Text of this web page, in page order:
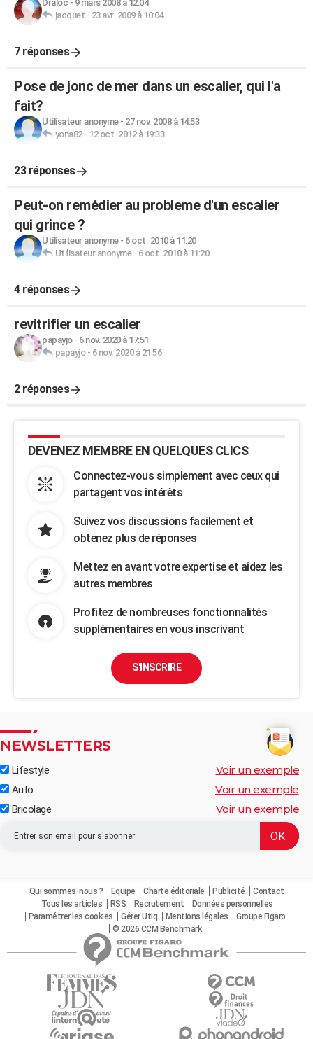
Draloc - 9 mars 2008 à 12:04
jacquet - 23 avr. 2009 à 10:04
7 réponses
Pose de jonc de mer dans un escalier, qui l'a
fait?
Utilisateur anonyme- 27 nov. 2008 à 14:53
yona82- 12 oct. 2012 à 19:33
23 réponses
Peut-on remédier au probleme d'un escalier
qui grince ?
Utilisateur anonyme- 6 oct. 2010 à 11:20
Utilisateur anonyme- 6 oct. 2010 à 11:20
4 réponses
revitrifier un escalier
papayjo- 6 nov. 2020 à 17:51
papayjo- 6 nov. 2020 à 21:56
2 réponses
DEVENEZ MEMBRE EN QUELQUES CLICS
Connectez-vous simplement avec ceux qui
partagent vos intérêts
Suivez vos discussions facilement et
obtenez plus de réponses
Mettez en avant votre expertise et aidez les
autres membres
Profitez de nombreuses fonctionnalités
supplémentaires en vous inscrivant
S'INSCRIRE
NEWSLETTERS
Lifestyle Voir un exemple
Auto Voir un exemple
Bricolage Voir un exemple
Qui sommes-nous ? Equipe Charte éditoriale Publicité
Contact
Tous les articles
RSS Recrutement
Données personnelles
Paramétrer les cookies
Gérer Utiq Mentions légales
Groupe Figaro
© 2026 CCM Benchmark